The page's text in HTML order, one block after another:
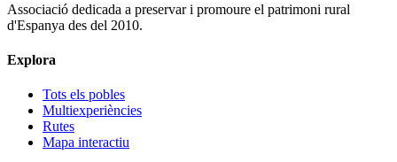
Associació dedicada a preservar i promoure el patrimoni rural
d'Espanya des del 2010.
Explora
Tots els pobles
Multiexperiències
Rutes
Mapa interactiu